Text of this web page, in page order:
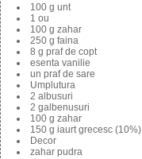
100 g unt
1 ou
100 g zahar
250 g faina
8 g praf de copt
esenta vanilie
un praf de sare
Umplutura
2 albusuri
2 galbenusuri
100 g zahar
150 g iaurt grecesc (10%)
Decor
zahar pudra